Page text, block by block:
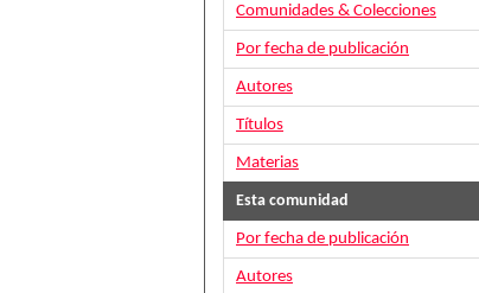
Comunidades & Colecciones
Por fecha de publicación
Autores
Títulos
Materias
Esta comunidad
Por fecha de publicación
Autores